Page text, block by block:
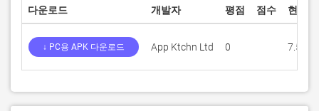
다운로드 개발자 평점 점수 현재
↓ PC용 APK 다운로드 App Ktchn Ltd 0 7.5